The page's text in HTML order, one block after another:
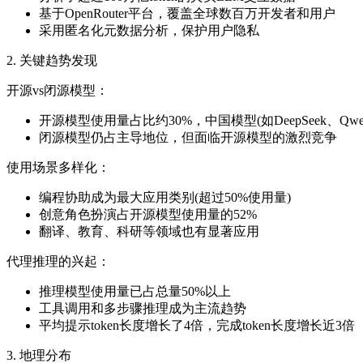
基于OpenRouter平台，覆盖全球数百万开发者和用户
采用匿名化元数据分析，保护用户隐私
2. 关键趋势发现
开源vs闭源模型：
开源模型使用量占比约30%，中国模型(如DeepSeek、
闭源模型仍占主导地位，但面临开源模型的激烈竞争
使用场景多样化：
编程协助成为最大应用类别(超过50%使用量)
创意角色扮演占开源模型使用量的52%
翻译、教育、科研等领域也有显著应用
代理推理的兴起：
推理模型使用量已占总量50%以上
工具调用和多步骤推理成为主流趋势
平均提示token长度增长了4倍，完成token长度增长近3倍
3. 地理分布